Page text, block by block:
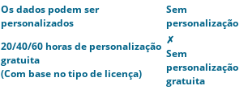
Os dados podem ser
personalizados
Sem
personalização
20/40/60 horas de personalização
gratuita
(Com base no tipo de licença)
✗
Sem
personalização
gratuita